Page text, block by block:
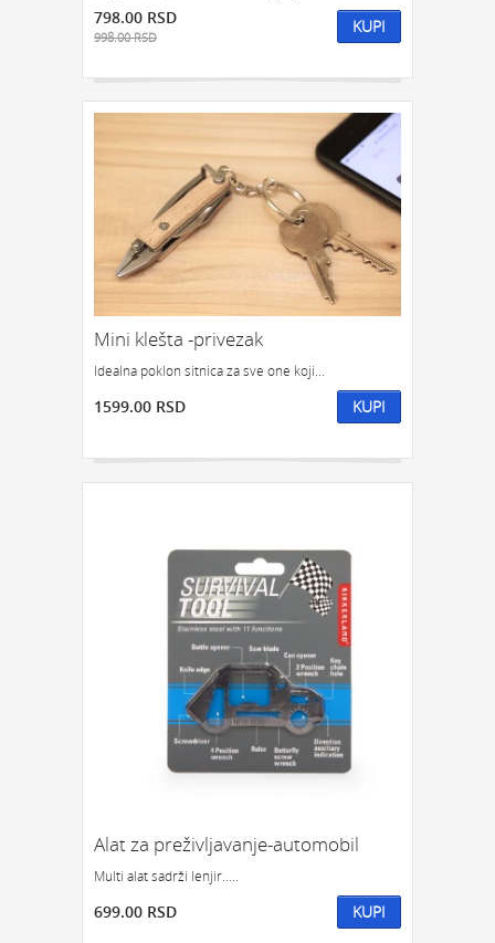
798.00 RSD
998.00 RSD
KUPI
Mini klešta -privezak
Idealna poklon sitnica za sve one koji...
1599.00 RSD KUPI
Alat za preživljavanje-automobil
Multi alat sadrži lenjir.....
699.00 RSD KUPI